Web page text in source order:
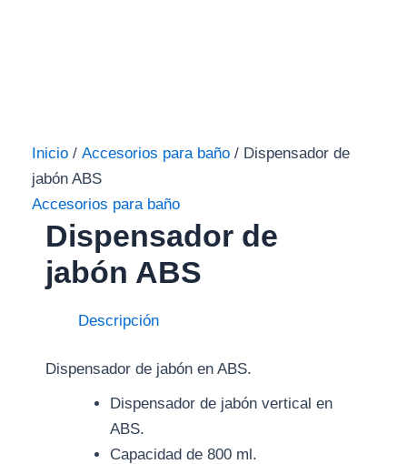
Inicio / Accesorios para baño / Dispensador de
jabón ABS
Accesorios para baño
Dispensador de
jabón ABS
Descripción
Dispensador de jabón en ABS.
Dispensador de jabón vertical en
ABS.
Capacidad de 800 ml.